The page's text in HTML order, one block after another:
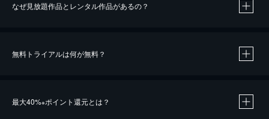
なぜ見放題作品とレンタル作品があるの？
無料トライアルは何が無料？
最大40%※ポイント還元とは？